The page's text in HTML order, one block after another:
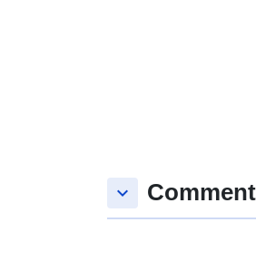
keyboard_arrow_down